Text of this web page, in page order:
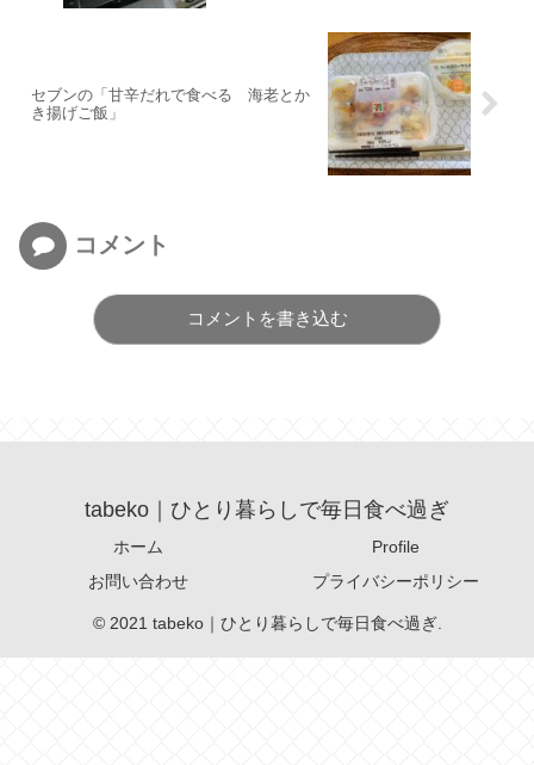
セブンの「甘辛だれで食べる 海老とか
き揚げご飯」
コメント
コメントを書き込む
tabeko｜ひとり暮らしで毎日食べ過ぎ
ホーム
Profile
お問い合わせ
プライバシーポリシー
© 2021 tabeko｜ひとり暮らしで毎日食べ過ぎ.